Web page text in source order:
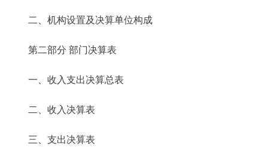
二、机构设置及决算单位构成
第二部分 部门决算表
一、收入支出决算总表
二、收入决算表
三、支出决算表